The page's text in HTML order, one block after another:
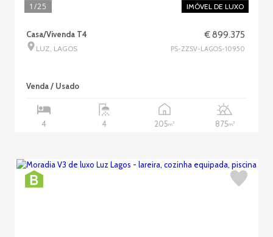
1/25 IMÓVEL DE LUXO
Casa/Vivenda T4
LUZ, LAGOS
€ 899.375
PS-ZZSV-LAGOS-10950
Venda / Usado
4 4 205m2 875m2